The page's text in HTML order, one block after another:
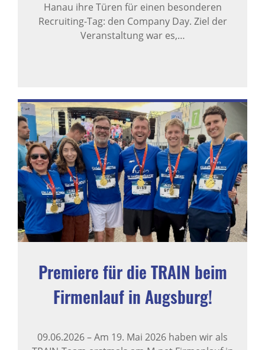
Hanau ihre Türen für einen besonderen
Recruiting-Tag: den Company Day. Ziel der
Veranstaltung war es,…
Premiere für die TRAIN beim
Firmenlauf in Augsburg!
09.06.2026–Am 19. Mai 2026 haben wir als